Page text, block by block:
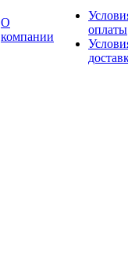
О
компании
оплаты